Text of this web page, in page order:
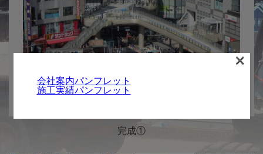
完成①
会社案内パンフレット
施工実績パンフレット
×